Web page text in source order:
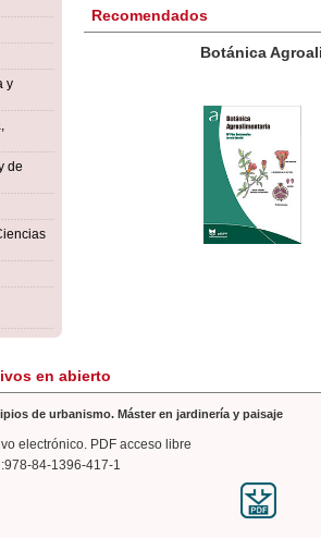
y
de
Recomendados
Botánica Agroalimentaria
IVA
en abierto
de urbanismo. Máster en jardinería y paisaje
electrónico. PDF acceso libre
84-1396-417-1